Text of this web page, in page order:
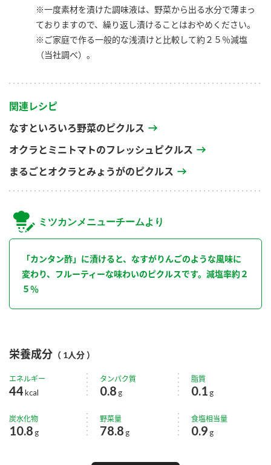
※一度素材を漬けた調味液は、野菜から出る水分で薄まっ
ておりますので、繰り返し漬けることはおやめください。
※ご家庭で作る一般的な浅漬けと比較して約２５％減塩
（当社調べ）。
関連レシピ
なすといろいろ野菜のピクルス
オクラとミニトマトのフレッシュピクルス
まるごとオクラとみょうがのピクルス
ミツカンメニューチームより
「カンタン酢」に漬けると、なすがりんごのような風味に
変わり、フルーティーな味わいのピクルスです。減塩率約２
５％
栄養成分 （ 1人分 ）
エネルギー
44kcal
タンパク質
0.8 g
脂質
0.1 g
炭水化物
10.8 g
野菜量
78.8 g
食塩相当量
0.9 g